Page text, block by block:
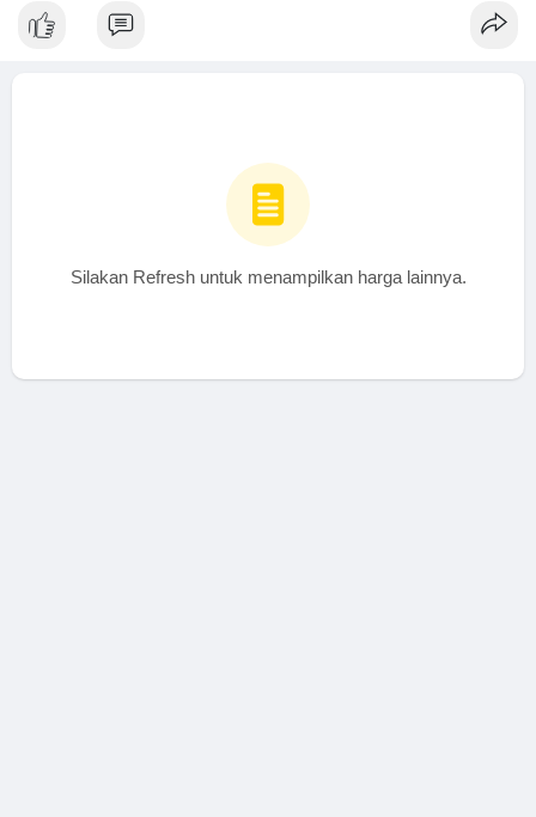
Silakan Refresh untuk menampilkan harga lainnya.